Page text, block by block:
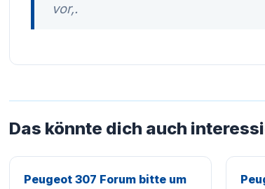
vor,.
Das könnte dich auch
Peugeot 307 Forum bitte um